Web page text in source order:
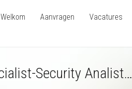
Welkom Aanvragen Vacatures
Security Analist…